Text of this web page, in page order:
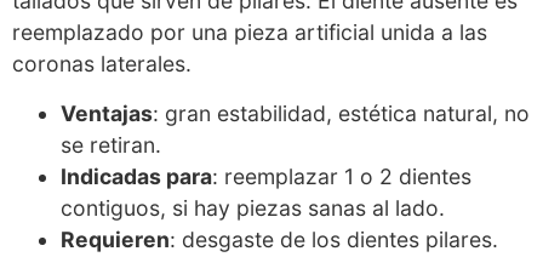
reemplazado por una pieza artificial unida a las
coronas laterales.
Ventajas: gran estabilidad, estética natural, no
se retiran.
Indicadas para: reemplazar 1 o 2 dientes
contiguos, si hay piezas sanas al lado.
Requieren: desgaste de los dientes pilares.